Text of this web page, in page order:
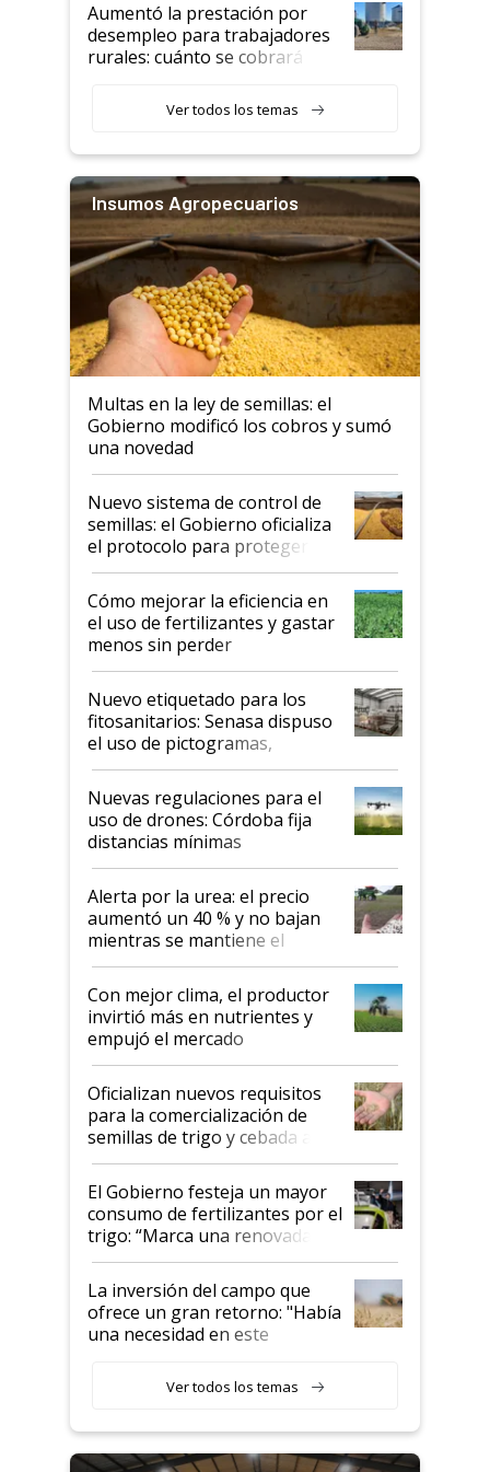
Aumentó la prestación por
desempleo para trabajadores
rurales: cuánto se cobrará
Ver todos los temas
Insumos Agropecuarios
Multas en la ley de semillas: el
Gobierno modificó los cobros y sumó
una novedad
Nuevo sistema de control de
semillas: el Gobierno oficializa
el protocolo para proteger la
propiedad intelectual
Cómo mejorar la eficiencia en
el uso de fertilizantes y gastar
menos sin perder
productividad en la campaña
fina
Nuevo etiquetado para los
fitosanitarios: Senasa dispuso
el uso de pictogramas,
palabras de advertencia e
indicaciones
Nuevas regulaciones para el
uso de drones: Córdoba fija
distancias mínimas
Alerta por la urea: el precio
aumentó un 40 % y no bajan
mientras se mantiene el
conflicto en Medio Oriente
Con mejor clima, el productor
invirtió más en nutrientes y
empujó el mercado
Oficializan nuevos requisitos
para la comercialización de
semillas de trigo y cebada a
granel
El Gobierno festeja un mayor
consumo de fertilizantes por el
trigo: “Marca una renovada
confianza de los productores”
La inversión del campo que
ofrece un gran retorno: "Había
una necesidad en este
Ver todos los temas